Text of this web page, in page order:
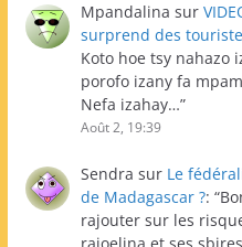
Mpandalina sur
surprend des
Koto hoe tsy nahazo
porofo izany fa
Nefa izahay…”
Août 2, 19:39
Sendra sur Le
de Madagascar ?: “
rajouter sur les